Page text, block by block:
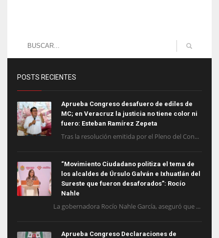
POSTS RECIENTES
Aprueba Congreso desafuero de ediles de
MC; en Veracruz la justicia no tiene color ni
fuero: Esteban Ramírez Zepeta
Tras la resolución emitida por el Pleno del Con...
“Movimiento Ciudadano politiza el tema de
los alcaldes de Úrsulo Galván e Ixhuatlán del
Sureste que fueron desaforados”: Rocío
Nahle
La gobernadora Rocío Nahle García, aseguró que ...
Aprueba Congreso Declaraciones de